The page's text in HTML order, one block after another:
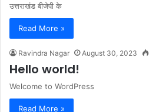
उत्तराखंड बीजेपी के
Read More »
Ravindra Nagar August 30, 2023
Hello world!
Welcome to WordPress
Read More »